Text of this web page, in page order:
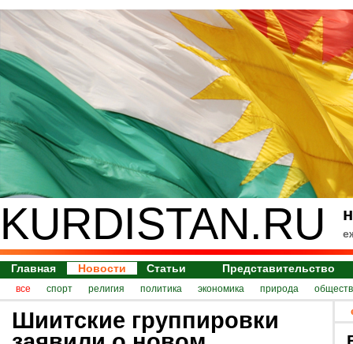
KURDISTAN.RU
Главная Новости Статьи Представительство
все спорт религия политика экономика природа
Шиитские группировки